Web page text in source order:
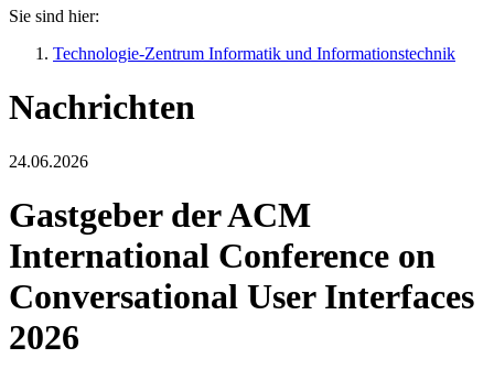
Sie sind hier:
Technologie-Zentrum Informatik und Informationstechnik
Nachrichten
24.06.2026
Gastgeber der ACM
International Conference on
Conversational User Interfaces
2026